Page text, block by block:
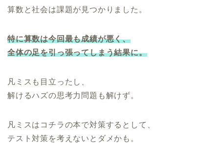
算数と社会は課題が見つかりました。
特に算数は今回最も成績が悪く、
全体の足を引っ張ってしまう結果に。
凡ミスも目立ったし、
解けるハズの思考力問題も解けず。
凡ミスはコチラの本で対策するとして、
テスト対策を考えないとダメかも。